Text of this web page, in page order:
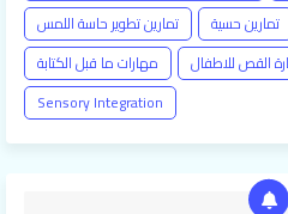
تمارين تطوير حاسة اللمس
تمارين حسية
مهارات ما قبل الكتابة
القص للاطفال
Sensory Integration